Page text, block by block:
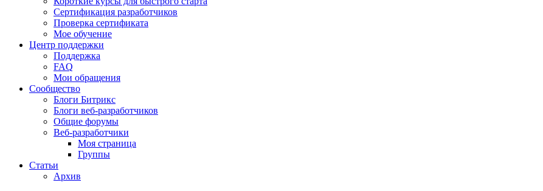
Сертификация разработчиков
Проверка сертификата
Мое обучение
Центр поддержки
Поддержка
FAQ
Мои обращения
Сообщество
Блоги Битрикс
Блоги веб-разработчиков
Общие форумы
Веб-разработчики
Моя страница
Группы
Статьи
Архив